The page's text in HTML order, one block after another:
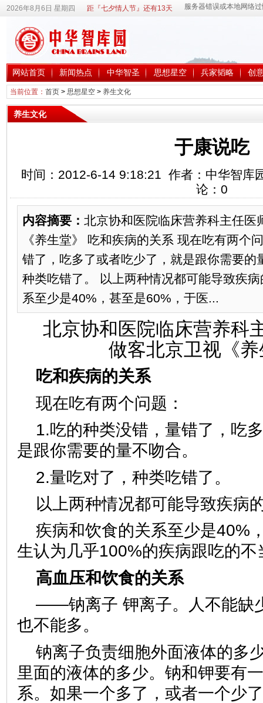
2026年8月6日 星期四 距『七夕情人节』还有13天
网站首页 新闻热点 中华智圣 思想星空 兵家韬略 创
当前位置： 首页> 思想星空> 养生文化
养生文化
于康说吃
时间：2012-6-14 9:18:21 作者：中华智库
论： 0
内容摘要： 北京协和医院临床营养科主任医
《养生堂》 吃和疾病的关系 现在吃有两个
错了，吃多了或者吃少了，就是跟你需要的
种类吃错了。 以上两种情况都可能导致疾
系至少是40%，甚至是60%，于医...
北京协和医院临床营养科
做客北京卫视《
吃和疾病的关系
现在吃有两个问题：
1.吃的种类没错，量错了，吃
是跟你需要的量不吻合。
2.量吃对了，种类吃错了。
以上两种情况都可能导致疾病
疾病和饮食的关系至少是40%
生认为几乎100%的疾病跟吃的不
高血压和饮食的关系
——钠离子 钾离子。人不能缺
也不能多。
钠离子负责细胞外面液体的多
里面的液体的多少。钠和钾要有
系。如果一个多了，或者一个少